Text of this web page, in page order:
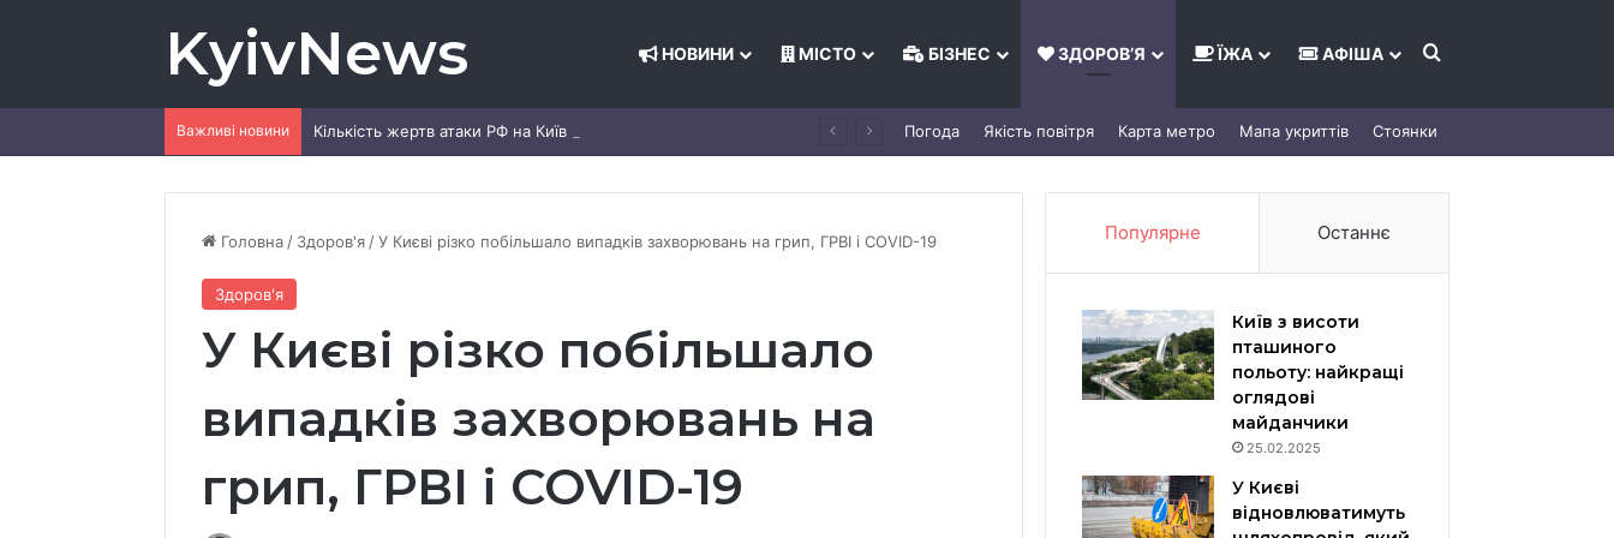
KyivNews НОВИНИ МІСТО БІЗНЕС ЗДОРОВ’Я ЇЖА АФІША Шукати
Важливі новини Кількість жертв атаки РФ на Київ 5 серпня зросла: деталі Погода Якість повітря Карта метро Мапа укриттів Стоянки
Головна / Здоров'я /У Києві різко побільшало випадків захворювань на грип, ГРВІ і COVID-19
Здоров'я
У Києві різко побільшало
випадків захворювань на
грип, ГРВІ і COVID-19
Популярне Останнє
Київ з висоти
пташиного
польоту: найкращі
оглядові
майданчики
25.02.2025
У Києві
відновлюватимуть